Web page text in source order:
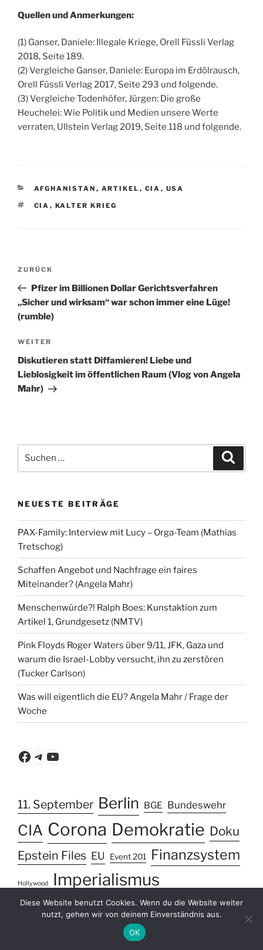
Quellen und Anmerkungen:
(1) Ganser, Daniele: Illegale Kriege, Orell Füssli Verlag
2018, Seite 189.
(2) Vergleiche Ganser, Daniele: Europa im Erdölrausch,
Orell Füssli Verlag 2017, Seite 293 und folgende.
(3) Vergleiche Todenhöfer, Jürgen: Die große
Heuchelei: Wie Politik und Medien unsere Werte
verraten, Ullstein Verlag 2019, Seite 118 und folgende.
KATEGORIEN
AFGHANISTAN , ARTIKEL , CIA , USA
SCHLAGWÖRTER
CIA , KALTER KRIEG
Beitragsnavigation
Vorheriger
Beitrag
ZURÜCK
Pfizer im Billionen Dollar Gerichtsverfahren
„Sicher und wirksam“ war schon immer eine Lüge!
(rumble)
Nächster
Beitrag
WEITER
Diskutieren statt Diffamieren! Liebe und
Lieblosigkeit im öffentlichen Raum (Vlog von Angela
Mahr)
nach:
NEUESTE BEITRÄGE
PAX-Family: Interview mit Lucy – Orga-Team (Mathias
Tretschog)
Schaffen Angebot und Nachfrage ein faires
Miteinander? (Angela Mahr)
Menschenwürde?! Ralph Boes: Kunstaktion zum
Artikel 1, Grundgesetz (NMTV)
Pink Floyds Roger Waters über 9/11, JFK, Gaza und
warum die Israel-Lobby versucht, ihn zu zerstören
(Tucker Carlson)
Was will eigentlich die EU? Angela Mahr / Frage der
Woche
Facebook
Telegram
YouTube
11. September Berlin BGE Bundeswehr
CIA Corona Demokratie Doku
Epstein Files EU Event 201 Finanzsystem
Hollywood
Imperialismus
Informationskrieg Julian Assange
Korruption
Diese Website benutzt Cookies. Wenn du die Website weiter
nutzt, gehen wir von deinem Einverständnis aus.
OK